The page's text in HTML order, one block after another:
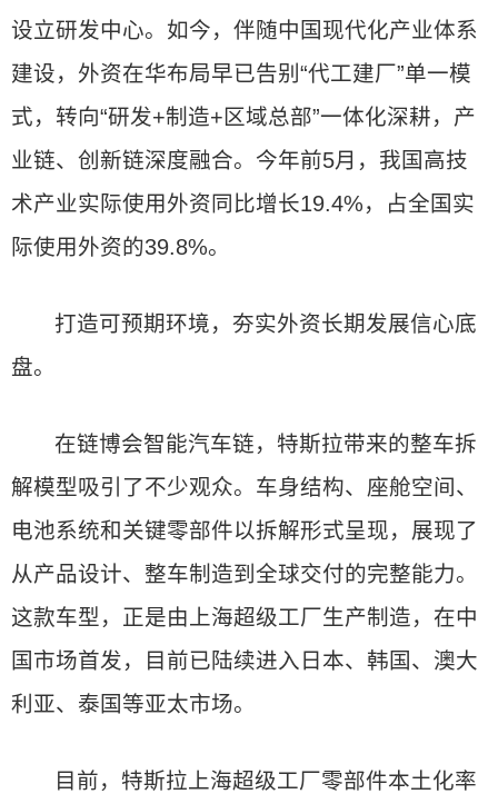
设立研发中心。如今，伴随中国现代化产业体系
建设，外资在华布局早已告别“代工建厂”单一模
式，转向“研发+制造+区域总部”一体化深耕，产
业链、创新链深度融合。今年前5月，我国高技
术产业实际使用外资同比增长19.4%，占全国实
际使用外资的39.8%。
打造可预期环境，夯实外资长期发展信心底
盘。
在链博会智能汽车链，特斯拉带来的整车拆
解模型吸引了不少观众。车身结构、座舱空间、
电池系统和关键零部件以拆解形式呈现，展现了
从产品设计、整车制造到全球交付的完整能力。
这款车型，正是由上海超级工厂生产制造，在中
国市场首发，目前已陆续进入日本、韩国、澳大
利亚、泰国等亚太市场。
目前，特斯拉上海超级工厂零部件本土化率